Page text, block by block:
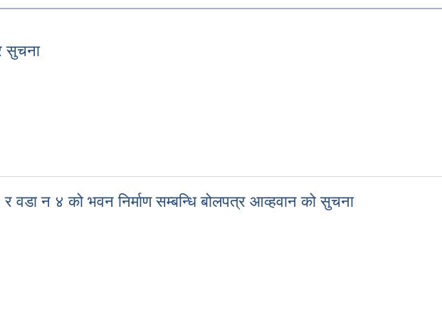
सुचना
वडा न ४ को भवन निर्माण सम्बन्धि बोलपत्र आव्हवान को सुचना